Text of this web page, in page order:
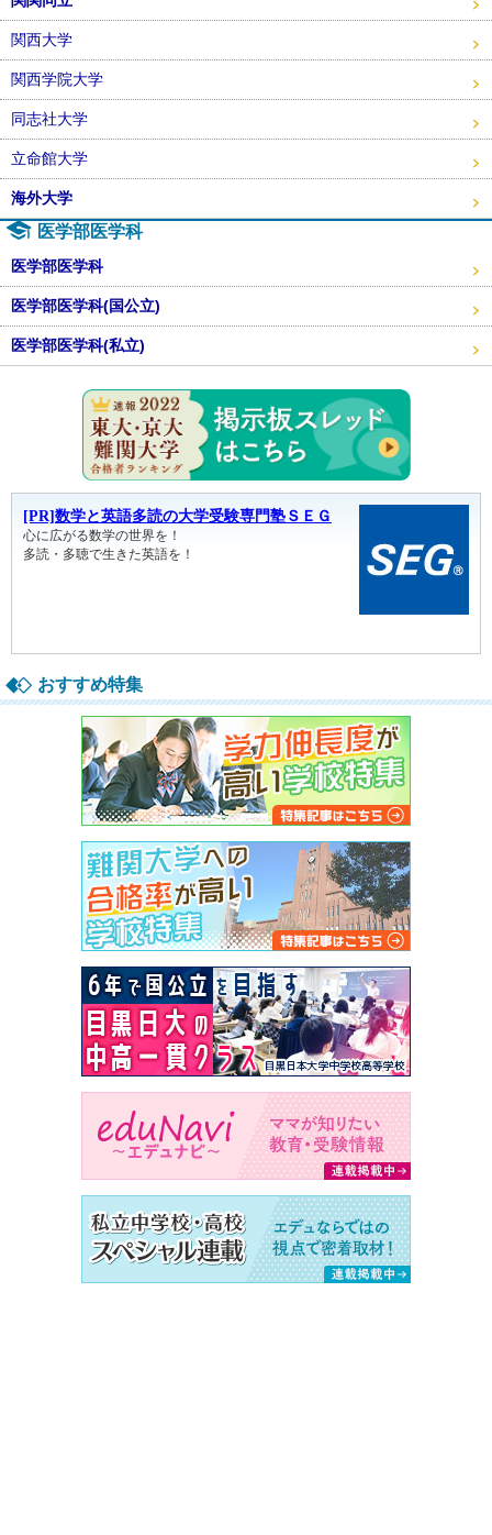
関西大学
関西学院大学
同志社大学
立命館大学
海外大学
医学部医学科
医学部医学科
医学部医学科(国公立)
医学部医学科(私立)
おすすめ特集